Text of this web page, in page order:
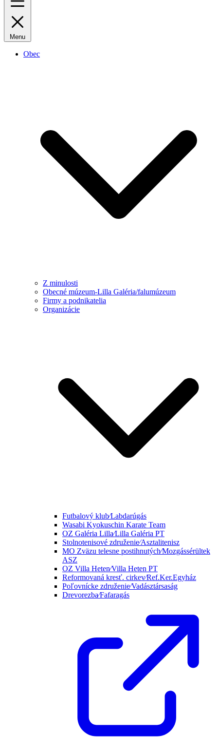
Menu
Obec
Z minulosti
Obecné múzeum-Lilla Galéria/falumúzeum
Firmy a podnikatelia
Organizácie
Futbalový klub⁄Labdarúgás
Wasabi Kyokuschin Karate Team
OZ Galéria Lilla⁄Lilla Galéria PT
Stolnotenisové združenie⁄Asztalitenisz
MO Zväzu telesne postihnutých⁄Mozgássérültek
ASZ
OZ Villa Heten⁄Villa Heten PT
Reformovaná kresť. cirkev⁄Ref.Ker.Egyház
Poľovnícke združenie⁄Vadásztársaság
Drevorezba⁄Fafaragás